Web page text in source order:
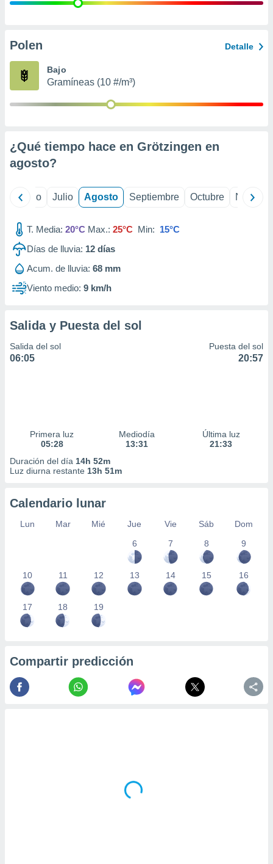
e
publicidad
Polen Detalle
Bajo
Gramíneas (10 #/m³)
¿Qué tiempo hace en Grötzingen en
agosto?
Junio Julio Agosto Septiembre Octubre
T. Media: 20°C Max.: 25°C Min: 15°C
Días de lluvia: 12 días
Acum. de lluvia: 68 mm
Viento medio: 9 km/h
Salida y Puesta del sol
Salida del sol
06:05
Puesta del sol
20:57
Primera luz
05:28
Mediodía
13:31
Última luz
21:33
Duración del día 14h 52m
Luz diurna restante 13h 51m
Calendario lunar
Lun Mar Mié Jue Vie Sáb
Dom
6
7 8 9
10 11 12 13 14 15 16
17 18 19
Compartir predicción